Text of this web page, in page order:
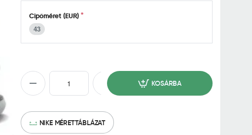
Cipőméret (EUR)
43
KOSÁRBA
NIKE MÉRETTÁBLÁZAT